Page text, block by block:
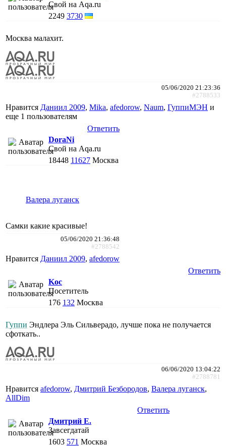
Свой на Aqa.ru
2249 3730
Москва малахит.
05/06/2020 21:23:36
#2788533
Нравится Даниил 2009, Mika, afedorow, Naum, ГуппиМЭН и
еще 1 пользователям
Ответить
DoraNi
Свой на Aqa.ru
18448 11627 Москва
Валера луганск
Самки какие красивые!
05/06/2020 21:36:48
#2788542
Нравится Даниил 2009, afedorow
Ответить
Koc
Посетитель
176 132 Москва
Гуппи Эндлера Эль Сильверадо, лучше пока не получается
сфоткать..
06/06/2020 13:04:22
#2788781
Нравится afedorow, Дмитрий Безбородов, Валера луганск,
AllDim
Ответить
Дмитрий Е.
Завсегдатай
1603 571 Москва